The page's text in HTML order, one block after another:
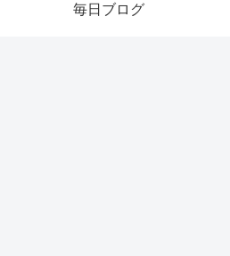
毎日ブログ